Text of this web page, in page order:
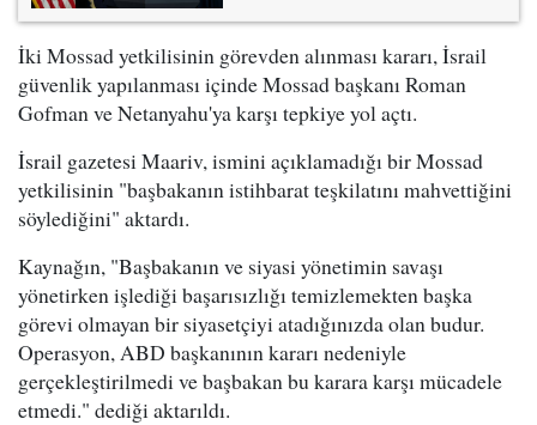
İki Mossad yetkilisinin görevden alınması kararı, İsrail
güvenlik yapılanması içinde Mossad başkanı Roman
Gofman ve Netanyahu'ya karşı tepkiye yol açtı.
İsrail gazetesi Maariv, ismini açıklamadığı bir Mossad
yetkilisinin "başbakanın istihbarat teşkilatını mahvettiğini
söylediğini" aktardı.
Kaynağın, "Başbakanın ve siyasi yönetimin savaşı
yönetirken işlediği başarısızlığı temizlemekten başka
görevi olmayan bir siyasetçiyi atadığınızda olan budur.
Operasyon, ABD başkanının kararı nedeniyle
gerçekleştirilmedi ve başbakan bu karara karşı mücadele
etmedi." dediği aktarıldı.